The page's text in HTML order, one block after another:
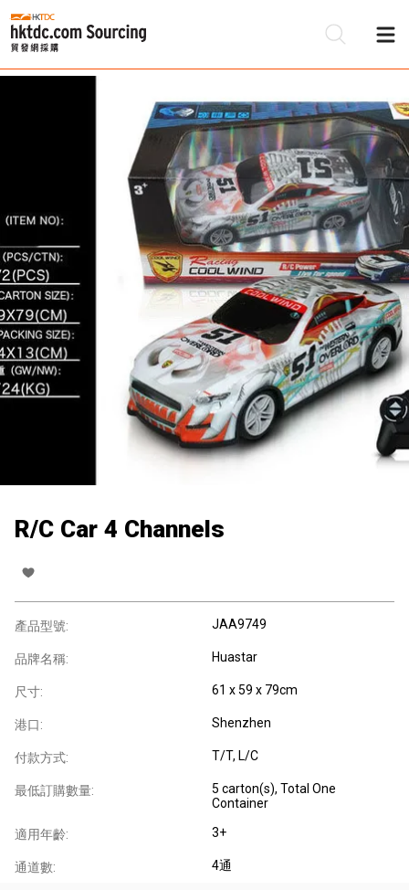
R/C Car 4 Channels
產品型號: JAA9749
品牌名稱: Huastar
尺寸: 61 x 59 x 79cm
港口: Shenzhen
付款方式: T/T, L/C
最低訂購數量:
5 carton(s), Total One
Container
適用年齡: 3+
通道數: 4通